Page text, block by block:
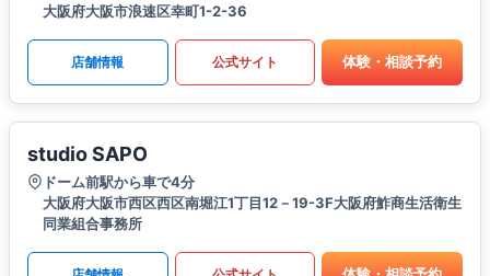
大阪府大阪市浪速区幸町1-2-36
店舗情報 公式サイト 体験・相談予約
studio SAPO
ドーム前駅から車で4分
大阪府大阪市西区西区南堀江1丁目12－19-3F大阪府鮓商生活衛生
同業組合事務所